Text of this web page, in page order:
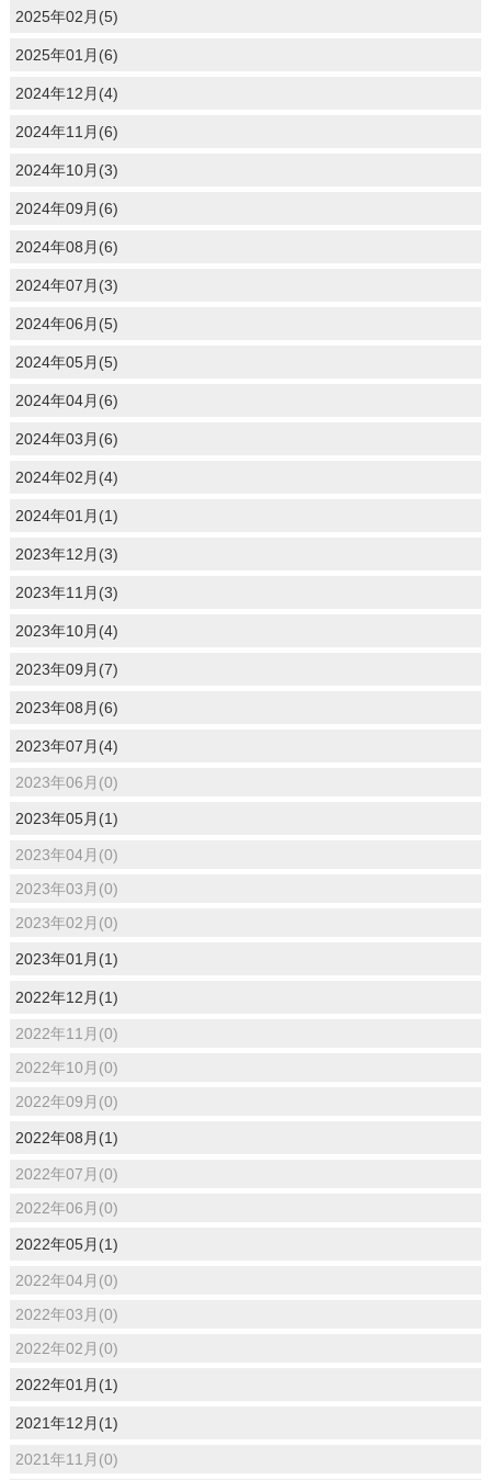
2025年02月(5)
2025年01月(6)
2024年12月(4)
2024年11月(6)
2024年10月(3)
2024年09月(6)
2024年08月(6)
2024年07月(3)
2024年06月(5)
2024年05月(5)
2024年04月(6)
2024年03月(6)
2024年02月(4)
2024年01月(1)
2023年12月(3)
2023年11月(3)
2023年10月(4)
2023年09月(7)
2023年08月(6)
2023年07月(4)
2023年06月(0)
2023年05月(1)
2023年04月(0)
2023年03月(0)
2023年02月(0)
2023年01月(1)
2022年12月(1)
2022年11月(0)
2022年10月(0)
2022年09月(0)
2022年08月(1)
2022年07月(0)
2022年06月(0)
2022年05月(1)
2022年04月(0)
2022年03月(0)
2022年02月(0)
2022年01月(1)
2021年12月(1)
2021年11月(0)